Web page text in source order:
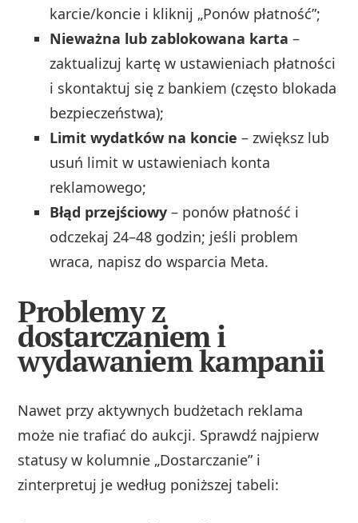
karcie/koncie i kliknij „Ponów płatność”;
Nieważna lub zablokowana karta –
zaktualizuj kartę w ustawieniach płatności
i skontaktuj się z bankiem (często blokada
bezpieczeństwa);
Limit wydatków na koncie – zwiększ lub
usuń limit w ustawieniach konta
reklamowego;
Błąd przejściowy – ponów płatność i
odczekaj 24–48 godzin; jeśli problem
wraca, napisz do wsparcia Meta.
Problemy z
dostarczaniem i
wydawaniem kampanii
Nawet przy aktywnych budżetach reklama
może nie trafiać do aukcji. Sprawdź najpierw
statusy w kolumnie „Dostarczanie” i
zinterpretuj je według poniższej tabeli: